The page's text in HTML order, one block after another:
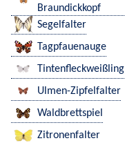
Braundickkopf
Segelfalter
Tagpfauenauge
Tintenfleckweißling
Ulmen-Zipfelfalter
Waldbrettspiel
Zitronenfalter